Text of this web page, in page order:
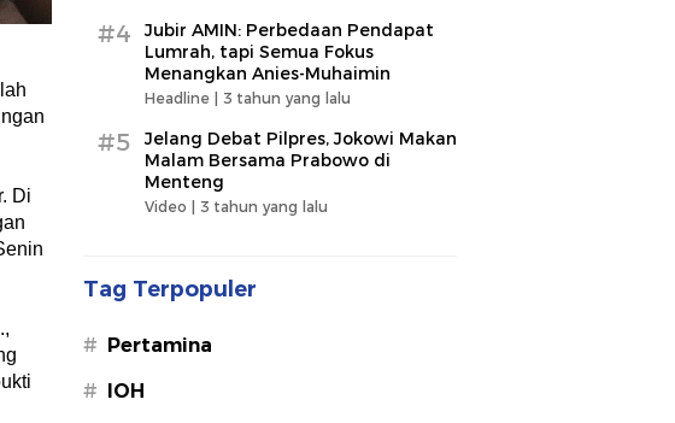
Di
#4
Jubir AMIN: Perbedaan Pendapat
Lumrah, tapi Semua Fokus
Menangkan Anies-Muhaimin
Headline | 3 tahun yang lalu
#5
Jelang Debat Pilpres, Jokowi Makan
Malam Bersama Prabowo di
Menteng
Video | 3 tahun yang lalu
Tag Terpopuler
# Pertamina
# IOH